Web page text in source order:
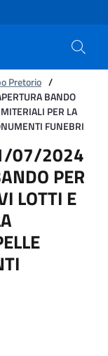
Pretorio /
BANDO
PER LA
FUNEBRI
Oggetto:
07/2024
PER
LOTTI E